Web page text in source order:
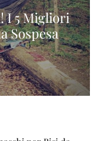
I 5 Migliori
Sospesa